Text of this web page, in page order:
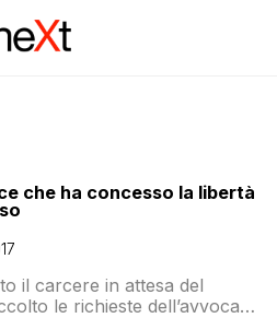
che ha concesso la libertà
il carcere in attesa del
le richieste dell’avvocato